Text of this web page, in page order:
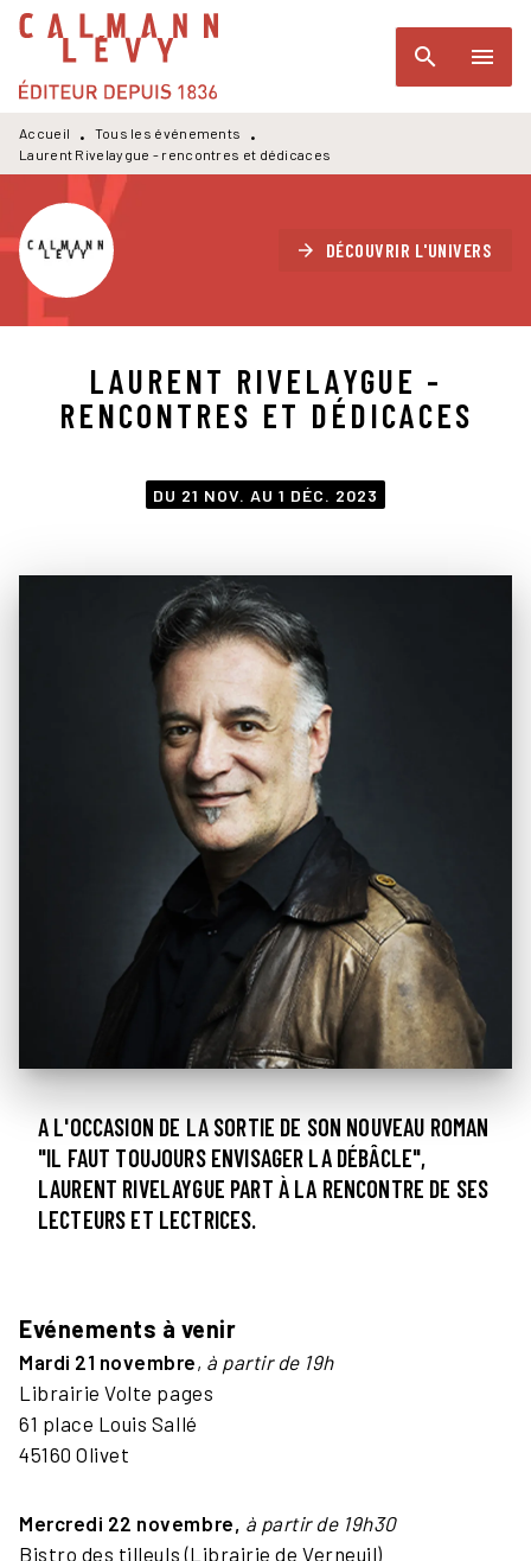
MENU RECHERCHE
PIED DE PAGE
search menu
Accueil • Tous les événements
•
Laurent Rivelaygue - rencontres et dédicaces
arrow_forward DÉCOUVRIR L'UNIVERS
LAURENT RIVELAYGUE -
RENCONTRES ET DÉDICACES
DU 21 NOV. AU 1 DÉC. 2023
A L'OCCASION DE LA SORTIE DE SON NOUVEAU ROMAN
"IL FAUT TOUJOURS ENVISAGER LA DÉBÂCLE",
LAURENT RIVELAYGUE PART À LA RENCONTRE DE SES
LECTEURS ET LECTRICES.
Evénements à venir
Mardi 21 novembre, à partir de 19h
Librairie Volte pages
61 place Louis Sallé
45160 Olivet
Mercredi 22 novembre, à partir de 19h30
Bistro des tilleuls (Librairie de Verneuil)